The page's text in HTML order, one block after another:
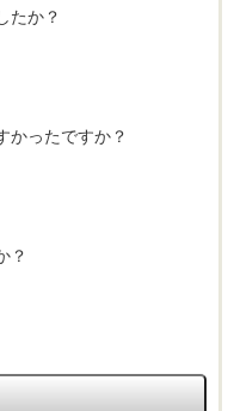
たか？
かったですか？
？